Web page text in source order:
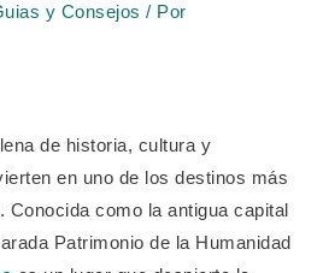
y Consejos / Por
de historia, cultura y
en uno de los destinos más
Conocida como la antigua capital
Patrimonio de la Humanidad